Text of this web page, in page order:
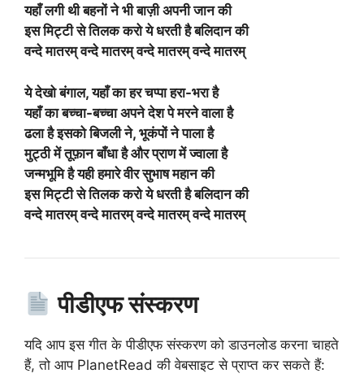
यहाँ लगी थी बहनों ने भी बाज़ी अपनी जान की
इस मिट्टी से तिलक करो ये धरती है बलिदान की
वन्दे मातरम् वन्दे मातरम् वन्दे मातरम् वन्दे मातरम्
ये देखो बंगाल, यहाँ का हर चप्पा हरा-भरा है
यहाँ का बच्चा-बच्चा अपने देश पे मरने वाला है
ढला है इसको बिजली ने, भूकंपों ने पाला है
मुट्ठी में तूफ़ान बाँधा है और प्राण में ज्वाला है
जन्मभूमि है यही हमारे वीर सुभाष महान की
इस मिट्टी से तिलक करो ये धरती है बलिदान की
वन्दे मातरम् वन्दे मातरम् वन्दे मातरम् वन्दे मातरम्
पीडीएफ संस्करण
यदि आप इस गीत के पीडीएफ संस्करण को डाउनलोड करना चाहते
हैं, तो आप PlanetRead की वेबसाइट से प्राप्त कर सकते हैं: